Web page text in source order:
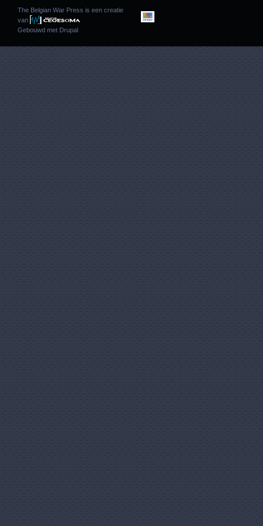
The Belgian War Press is een creatie
van
Gebouwd met Drupal